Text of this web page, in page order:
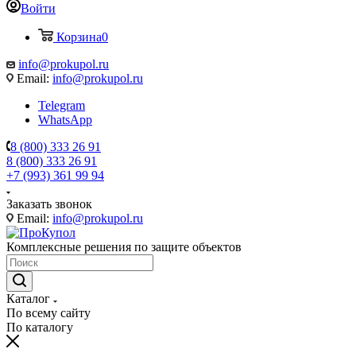
Войти
Корзина0
info@prokupol.ru
Email: info@prokupol.ru
Telegram
WhatsApp
8 (800) 333 26 91
8 (800) 333 26 91
+7 (993) 361 99 94
Заказать звонок
Email: info@prokupol.ru
Комплексные решения по защите объектов
Каталог
По всему сайту
По каталогу